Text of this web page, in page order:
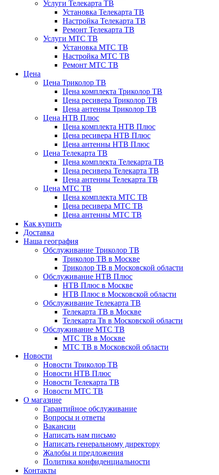
Услуги Телекарта ТВ
Установка Телекарта ТВ
Настройка Телекарта ТВ
Ремонт Телекарта ТВ
Услуги МТС ТВ
Установка МТС ТВ
Настройка МТС ТВ
Ремонт МТС ТВ
Цена
Цена Триколор ТВ
Цена комплекта Триколор ТВ
Цена ресивера Триколор ТВ
Цена антенны Триколор ТВ
Цена НТВ Плюс
Цена комплекта НТВ Плюс
Цена ресивера НТВ Плюс
Цена антенны НТВ Плюс
Цена Телекарта ТВ
Цена комплекта Телекарта ТВ
Цена ресивера Телекарта ТВ
Цена антенны Телекарта ТВ
Цена МТС ТВ
Цена комплекта МТС ТВ
Цена ресивера МТС ТВ
Цена антенны МТС ТВ
Как купить
Доставка
Наша география
Обслуживание Триколор ТВ
Триколор ТВ в Москве
Триколор ТВ в Московской области
Обслуживание НТВ Плюс
НТВ Плюс в Москве
НТВ Плюс в Московской области
Обслуживание Телекарта ТВ
Телекарта ТВ в Москве
Телекарта Тв в Московской области
Обслуживание МТС ТВ
МТС ТВ в Москве
МТС ТВ в Московской области
Новости
Новости Триколор ТВ
Новости НТВ Плюс
Новости Телекарта ТВ
Новости МТС ТВ
О магазине
Гарантийное обслуживание
Вопросы и ответы
Вакансии
Написать нам письмо
Написать генеральному директору
Жалобы и предложения
Политика конфиденциальности
Контакты